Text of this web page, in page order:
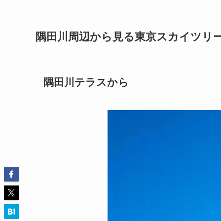
隅田川周辺から見る東京スカイツリ
隅田川テラスから